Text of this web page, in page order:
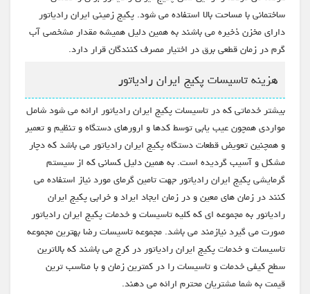
ساختمانی با مساحت بالا استفاده می شود. پکیج زمینی ایران رادیاتور
دارای مخزن ذخیره می باشند به همین دلیل همیشه مقدار مشخصی آب
گرم در زمان قطعی برق در اختیار مصرف کنندگان قرار دارد.
هزینه تاسیسات پکیج ایران رادیاتور
بیشتر خدماتی که در تاسیسات پکیج ایران رادیاتور ارائه می شود شامل
مواردی همچون عیب یابی توسط کدها و ارورهای دستگاه و تنظیم و تعمیر
و همچنین تعویض قطعات دستگاه پکیج ایران رادیاتور می باشد که دچار
مشکل و آسیب گردیده است. به همین دلیل کسانی که از سیستم
گرمایشی پکیج ایران رادیاتور جهت تامین گرمای مورد نیاز استفاده می
کنند در زمان های معین و در زمان ایجاد ایراد و خرابی پکیج ایران
رادیاتور به مجموعه ای که کلیه تاسیسات و خدمات پکیج ایران رادیاتور
صورت می گیرد نیازمند می باشد. مجموعه تاسیسات رضا بهترین مجموعه
تاسیسات و خدمات پکیج ایران رادیاتور در کرج می باشند که بالاترین
سطح کیفی خدمات و تاسیسات را در کمترین زمان و با مناسب ترین
قیمت به شما مشتریان محترم ارائه می دهند.